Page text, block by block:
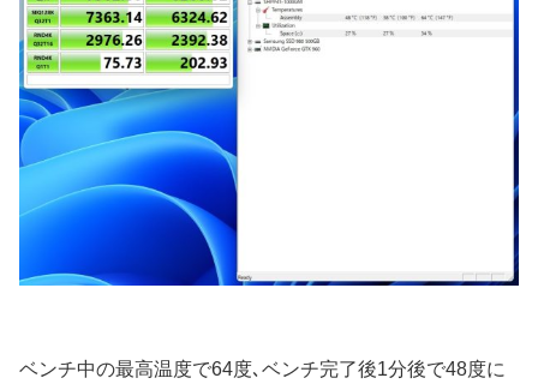
ベンチ中の最高温度で64度､ベンチ完了後1分後で48度に